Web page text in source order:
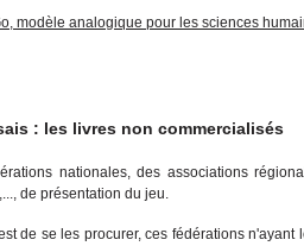
modèle analogique pour les sciences
: les livres non commercialisés
nationales, des associations
de présentation du jeu.
de se les procurer, ces fédérations n'ayant